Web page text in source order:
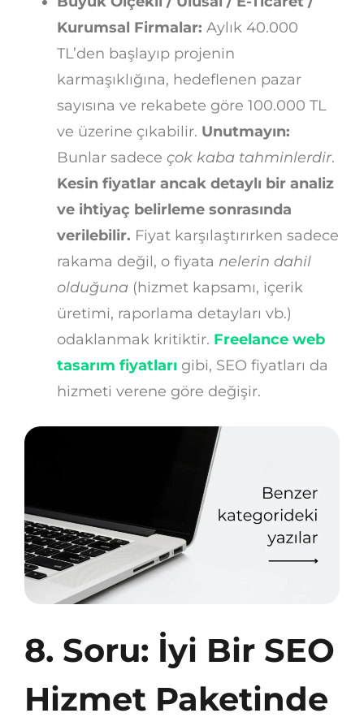
Kurumsal Firmalar: Aylık 40.000
TL’den başlayıp projenin
karmaşıklığına, hedeflenen pazar
sayısına ve rekabete göre 100.000 TL
ve üzerine çıkabilir. Unutmayın:
Bunlar sadece çok kaba tahminlerdir.
Kesin fiyatlar ancak detaylı bir analiz
ve ihtiyaç belirleme sonrasında
verilebilir. Fiyat karşılaştırırken sadece
rakama değil, o fiyata nelerin dahil
olduğuna (hizmet kapsamı, içerik
üretimi, raporlama detayları vb.)
odaklanmak kritiktir. Freelance web
tasarım fiyatları gibi, SEO fiyatları da
hizmeti verene göre değişir.
8. Soru: İyi Bir SEO
Hizmet Paketinde